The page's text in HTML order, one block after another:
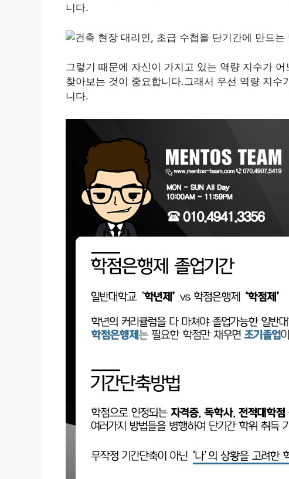
니다.
그렇기 때문에 자신이 가지고 있는 역량 지수가
찾아보는 것이 중요합니다.그래서 우선 역량 지
니다.